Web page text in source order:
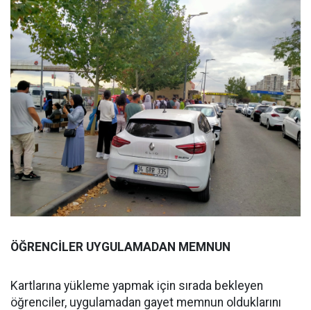
ÖĞRENCİLER UYGULAMADAN MEMNUN
Kartlarına yükleme yapmak için sırada bekleyen
öğrenciler, uygulamadan gayet memnun olduklarını